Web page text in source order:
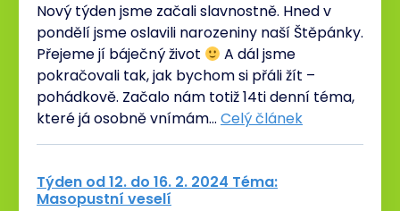
Nový týden jsme začali slavnostně. Hned v
pondělí jsme oslavili narozeniny naší Štěpánky.
Přejeme jí báječný život
A dál jsme
pokračovali tak, jak bychom si přáli žít –
pohádkově. Začalo nám totiž 14ti denní téma,
které já osobně vnímám… Celý článek
Týden od 12. do 16. 2. 2024 Téma:
Masopustní veselí